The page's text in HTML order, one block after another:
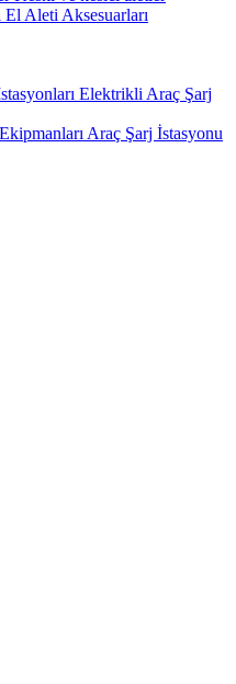
El Aleti Aksesuarları
Elektrikli Araç Şarj
Araç Şarj İstasyonu